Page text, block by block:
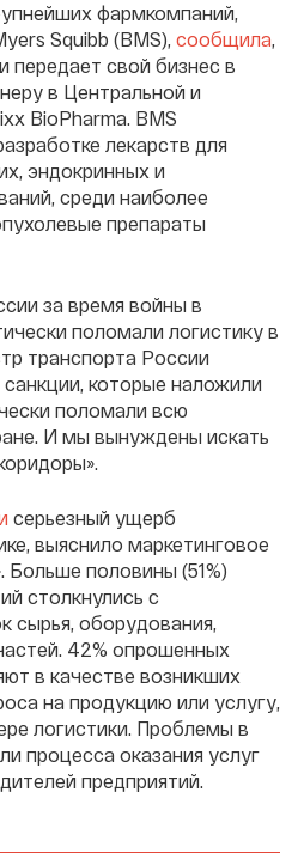
фармкомпаний,
Squibb (BMS), сообщила,
передает свой бизнес в
в Центральной и
BioPharma. BMS
лекарств для
эндокринных и
среди наиболее
препараты
за время войны в
поломали логистику в
транспорта России
которые наложили
поломали всю
И мы вынуждены искать
серьезный ущерб
выяснило маркетинговое
Больше половины (51%)
столкнулись с
сырья, оборудования,
42% опрошенных
в качестве возникших
на продукцию или услугу,
логистики. Проблемы в
процесса оказания услуг
предприятий.